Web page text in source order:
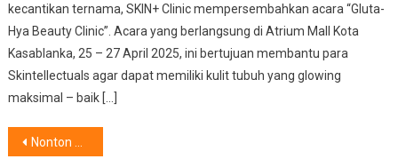
kecantikan ternama, SKIN+ Clinic mempersembahkan acara “Gluta-
Hya Beauty Clinic”. Acara yang berlangsung di Atrium Mall Kota
Kasablanka, 25 – 27 April 2025, ini bertujuan membantu para
Skintellectuals agar dapat memiliki kulit tubuh yang glowing
maksimal – baik […]
Post
Nonton Selevel Bioskop di Rumah,Bersama AQUA TV AQT55K85FUX